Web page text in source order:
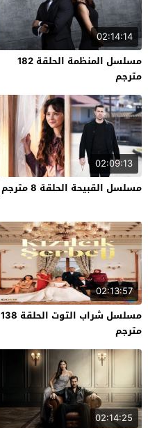
02:14:14
مسلسل المنظمة الحلقة 182
مترجم
02:09:13
مسلسل القبيحة الحلقة 8 مترجم
02:13:57
مسلسل شراب التوت الحلقة 138
مترجم
02:14:25